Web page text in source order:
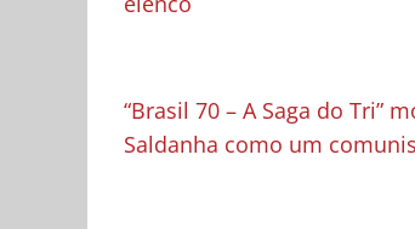
“Brasil 70 – A Saga do Tri”
Saldanha como um